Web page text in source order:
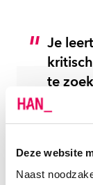
Deze website
Naast
Je
te
Kirsten